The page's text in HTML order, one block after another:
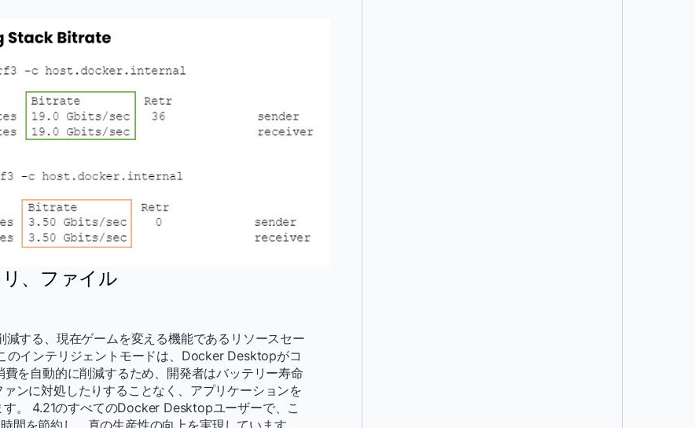
、ファイル
減する、現在ゲームを変える機能であるリソースセー
のインテリジェントモードは、Docker Desktopがコ
を自動的に削減するため、開発者はバッテリー寿命
ンに対処したりすることなく、アプリケーションを
。 4.21のすべてのDocker Desktopユーザーで、こ